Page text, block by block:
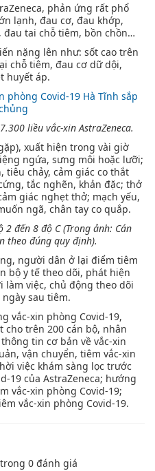
phản ứng rất phổ
lạnh, đau cơ, đau khớp,
đau tai chỗ tiêm, bồn chồn…
nặng lên như: sốt cao trên
chỗ tiêm, đau cơ dữ dội,
huyết áp.
liều vắc-xin AstraZeneca.
xuất hiện trong vài giờ
ngứa, sưng môi hoặc lưỡi;
chảy, cảm giác co thắt
tắc nghẽn, khản đặc; thở
giác nghẹt thở; mạch yếu,
ngã, chân tay co quắp.
2 đến 8 độ C(Trong ảnh: Cán
theo đúng quy định).
người dân ở lại điểm tiêm
bộ y tế theo dõi, phát hiện
làm việc, chủ động theo dõi
sau tiêm.
vắc-xin phòng Covid-19,
cho trên 200 cán bộ, nhân
tin cơ bản về vắc-xin
vận chuyển, tiêm vắc-xin
việc khám sàng lọc trước
19 của AstraZeneca; hướng
vắc-xin phòng Covid-19;
vắc-xin phòng Covid-19.
trong 0 đánh giá